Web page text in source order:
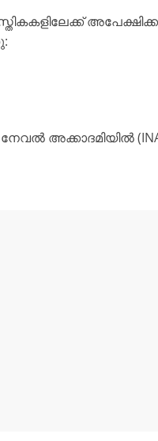
അക്കാദമിയിൽ